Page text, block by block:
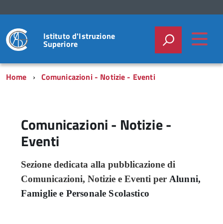
Istituto d'Istruzione
Superiore
Home Comunicazioni - Notizie - Eventi
Comunicazioni - Notizie -
Eventi
Sezione dedicata alla pubblicazione di
Comunicazioni, Notizie e Eventi per Alunni,
Famiglie e Personale Scolastico